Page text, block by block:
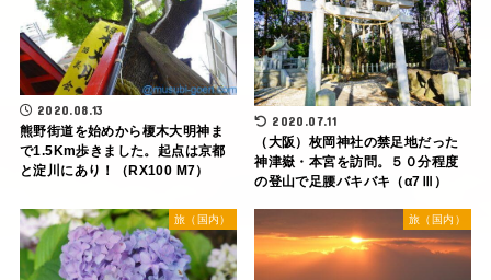
2020.08.13
熊野街道を始めから榎木大明神ま
で1.5Km歩きました。起点は京都
と淀川にあり！（RX100 M7）
2020.07.11
（大阪）枚岡神社の禁足地だった
神津嶽・本宮を訪問。５０分程度
の登山で足腰バキバキ（α7Ⅲ）
旅（国内） 旅（国内）